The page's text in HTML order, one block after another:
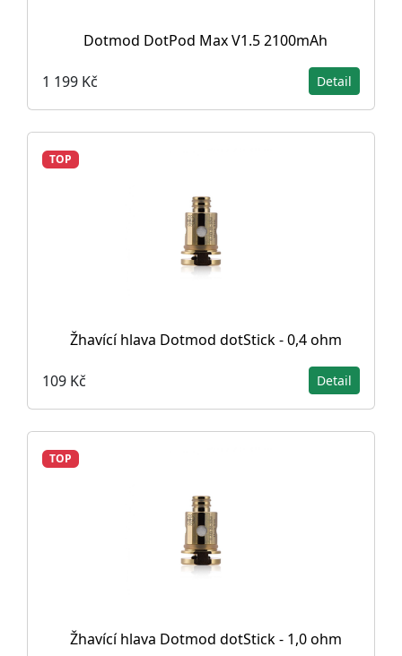
Dotmod DotPod Max V1.5 2100mAh
1 199 Kč Detail
TOP
Žhavící hlava Dotmod dotStick - 0,4 ohm
109 Kč Detail
TOP
Žhavící hlava Dotmod dotStick - 1,0 ohm